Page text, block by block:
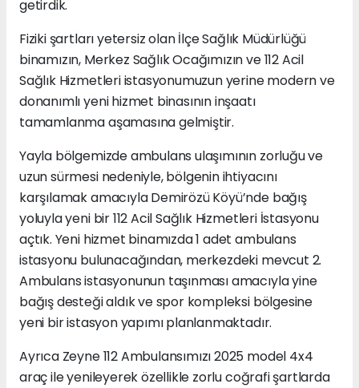
getirdik.
Fiziki şartları yetersiz olan İlçe Sağlık Müdürlüğü
binamızın, Merkez Sağlık Ocağımızın ve 112 Acil
Sağlık Hizmetleri istasyonumuzun yerine modern ve
donanımlı yeni hizmet binasının inşaatı
tamamlanma aşamasına gelmiştir.
Yayla bölgemizde ambulans ulaşımının zorluğu ve
uzun sürmesi nedeniyle, bölgenin ihtiyacını
karşılamak amacıyla Demirözü Köyü’nde bağış
yoluyla yeni bir 112 Acil Sağlık Hizmetleri İstasyonu
açtık. Yeni hizmet binamızda 1 adet ambulans
istasyonu bulunacağından, merkezdeki mevcut 2.
Ambulans istasyonunun taşınması amacıyla yine
bağış desteği aldık ve spor kompleksi bölgesine
yeni bir istasyon yapımı planlanmaktadır.
Ayrıca Zeyne 112 Ambulansımızı 2025 model 4x4
araç ile yenileyerek özellikle zorlu coğrafi şartlarda